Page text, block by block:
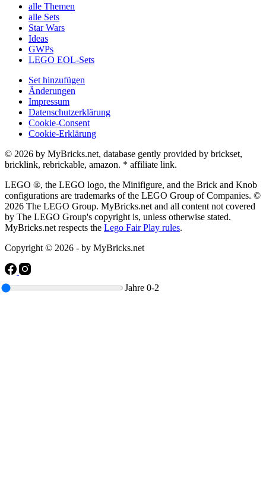
Jahre 0-2
alle Themen
alle Sets
Star Wars
Ideas
GWPs
LEGO EOL-Sets
Set hinzufügen
Änderungen
Impressum
Datenschutzerklärung
Cookie-Consent
Cookie-Erklärung
© 2026 by MyBricks.net, database gently provided by brickset,
bricklink, rebrickable, amazon. * affiliate link.
LEGO ®, the LEGO logo, the Minifigure, and the Brick and Knob
configurations are trademarks of the LEGO Group of Companies. ©
2026 The LEGO Group. MyBricks.net and all content not covered
by The LEGO Group's copyright is, unless otherwise stated.
MyBricks.net respects the Lego Fair Play rules.
Copyright © 2026 - by MyBricks.net